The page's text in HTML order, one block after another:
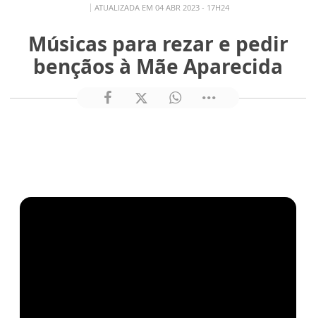
ATUALIZADA EM 04 ABR 2023 - 17H24
Músicas para rezar e pedir
bençãos à Mãe Aparecida